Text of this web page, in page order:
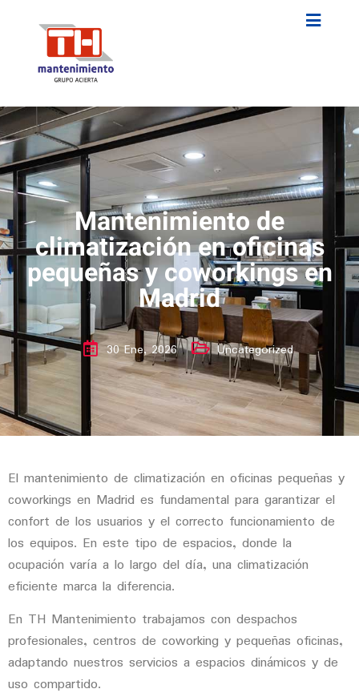
Mantenimiento de
climatización en oficinas
pequeñas y coworkings en
Madrid
30 Ene, 2026 Uncategorized
El mantenimiento de climatización en oficinas pequeñas y
coworkings en Madrid es fundamental para garantizar el
confort de los usuarios y el correcto funcionamiento de
los equipos. En este tipo de espacios, donde la
ocupación varía a lo largo del día, una climatización
eficiente marca la diferencia.
En TH Mantenimiento trabajamos con despachos
profesionales, centros de coworking y pequeñas oficinas,
adaptando nuestros servicios a espacios dinámicos y de
uso compartido.